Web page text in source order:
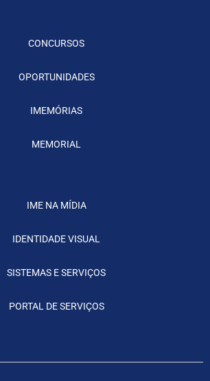
CONCURSOS
OPORTUNIDADES
IMEMÓRIAS
MEMORIAL
IME NA MÍDIA
IDENTIDADE VISUAL
SISTEMAS E SERVIÇOS
PORTAL DE SERVIÇOS